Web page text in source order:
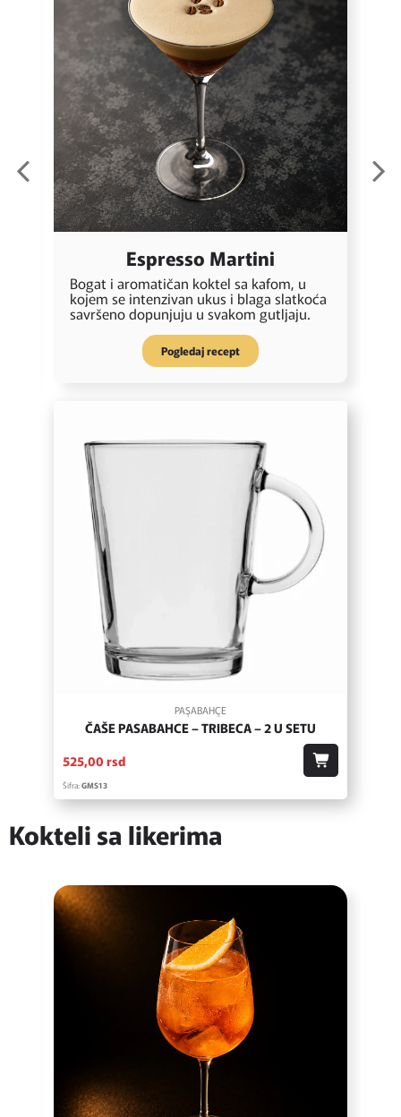
Espresso Martini
Bogat i aromatičan koktel sa kafom, u
kojem se intenzivan ukus i blaga slatkoća
savršeno dopunjuju u svakom gutljaju.
Pogledaj recept
PAŞABAHÇE
ČAŠE PASABAHCE – TRIBECA – 2 U SETU
525,00 rsd
Šifra:GMS13
Kokteli sa likerima